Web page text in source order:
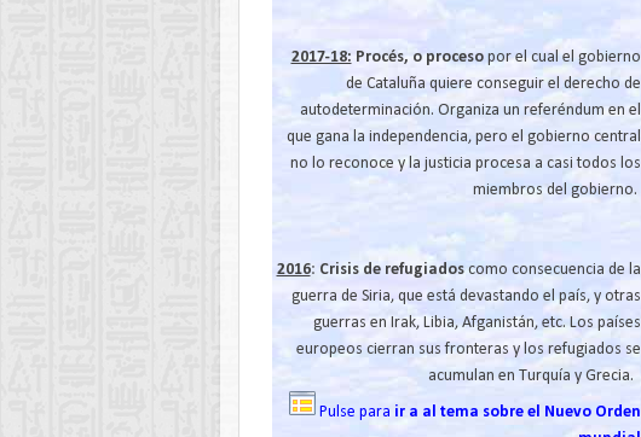
2017-18: Procés, o proceso por el cual el gobierno
de Cataluña quiere conseguir el derecho de
autodeterminación. Organiza un referéndum en el
que gana la independencia, pero el gobierno central
no lo reconoce y la justicia procesa a casi todos los
miembros del gobierno.
2016: Crisis de refugiadoscomo consecuencia de la
guerra de Siria, que está devastando el país, y otras
guerras en Irak, Libia, Afganistán, etc. Los países
europeos cierran sus fronteras y los refugiados se
acumulan en Turquía y Grecia.
Pulse para ir a al tema sobre el Nuevo Orden